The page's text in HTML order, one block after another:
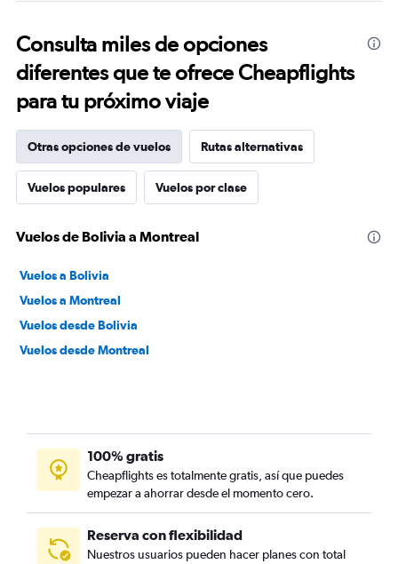
Consulta miles de opciones
diferentes que te ofrece Cheapflights
para tu próximo viaje
Otras opciones de vuelos Rutas alternativas
Vuelos populares Vuelos por clase
Vuelos de Bolivia a Montreal
Vuelos a Bolivia
Vuelos a Montreal
Vuelos desde Bolivia
Vuelos desde Montreal
100% gratis
Cheapflights es totalmente gratis, así que puedes
empezar a ahorrar desde el momento cero.
Reserva con flexibilidad
Nuestros usuarios pueden hacer planes con total